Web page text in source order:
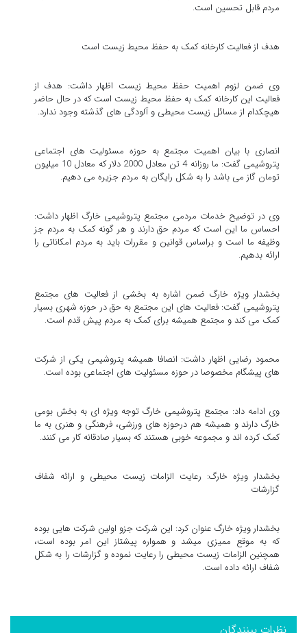
مردم قابل تحسین است.
هدف از فعالیت کارخانه کمک به حفظ محیط زیست است
وی ضمن لزوم اهمیت حفظ محیط زیست اظهار داشت: هدف از
فعالیت این کارخانه کمک به حفظ محیط زیست است که در حال حاضر
هیچکدام از مسائل زیست محیطی و آلودگی های گذشته وجود ندارد.
انصاری با بیان اهمیت مجتمع به حوزه مسئولیت های اجتماعی
پتروشیمی گفت: ما روزانه 4 تن معادل 2000 دلار که معادل 10 میلیون
تومان گاز می باشد را به شکل رایگان به مردم جزیره می دهیم.
وی در توضیح خدمات مردمی مجتمع پتروشیمی خارگ اظهار داشت:
احساس ما این است که مردم حق دارند و هر گونه کمک به مردم جز
وظیفه ما است و براساس قوانین و مقررات باید به مردم امکاناتی را
ارائه بدهیم.
بخشدار ویژه خارگ ضمن اشاره به بخشی از فعالیت های مجتمع
پتروشیمی گفت: فعالیت های این مجتمع به حق در حوزه شهری بسیار
کمک می کند و مجتمع همیشه برای کمک به مردم پیش قدم است.
محمود رضایی اظهار داشت: انصافا همیشه پتروشیمی یکی از شرکت
های پیشگام مخصوصا در حوزه مسئولیت های اجتماعی بوده است.
وی ادامه داد: مجتمع پتروشیمی خارگ توجه ویژه ای به بخش بومی
خارگ دارند و همیشه هم درحوزه های ورزشی، فرهنگی و هنری به ما
کمک کرده اند و مجموعه خوبی هستند که بسیار صادقانه کار می کنند.
بخشدار ویژه خارگ: رعایت الزامات زیست محیطی و ارائه شفاف
گزارشات
بخشدار ویژه خارگ عنوان کرد: این شرکت جزو اولین شرکت هایی بوده
که به موقع ممیزی میشد و همواره پیشتاز این امر بوده است،
همچنین الزامات زیست محیطی را رعایت نموده و گزارشات را به شکل
شفاف ارائه داده است.